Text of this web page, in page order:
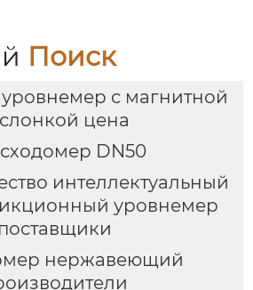
Поиск
с магнитной
цена
DN50
интеллектуальный
уровнемер
поставщики
нержавеющий